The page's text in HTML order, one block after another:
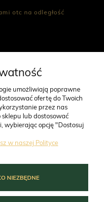
otc na odległość
umożliwiają poprawne
ofertę do Twoich
przez nas
lub dostosować
wybierając opcję "Dostosuj
w naszej Polityce
NIEZBĘDNE